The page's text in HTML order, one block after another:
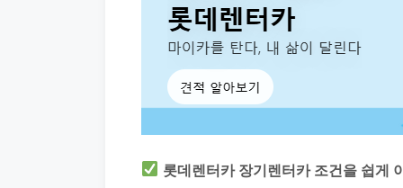
롯데렌터카 장기렌터카 조건을 쉽게